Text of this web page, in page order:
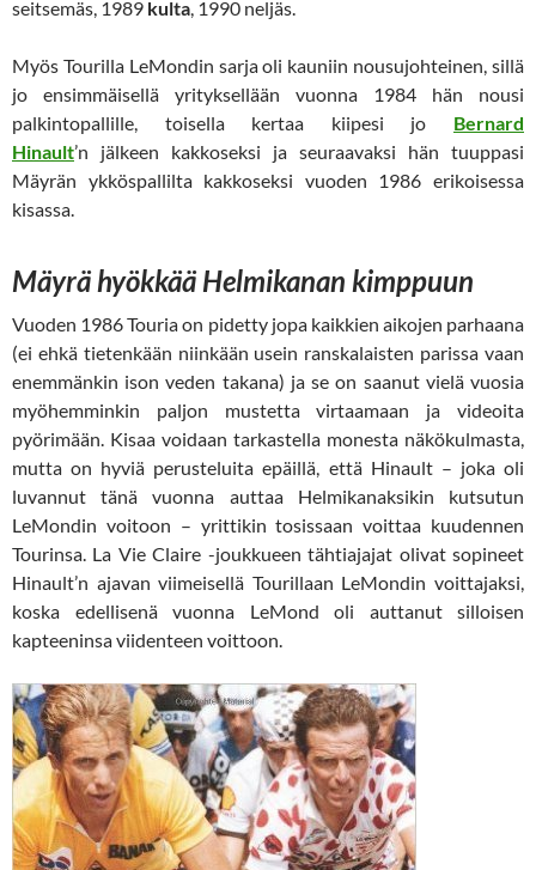
seitsemäs, 1989 kulta, 1990 neljäs.
Myös Tourilla LeMondin sarja oli kauniin nousujohteinen, sillä
jo ensimmäisellä yrityksellään vuonna 1984 hän nousi
palkintopallille, toisella kertaa kiipesi jo Bernard
Hinault’n jälkeen kakkoseksi ja seuraavaksi hän tuuppasi
Mäyrän ykköspallilta kakkoseksi vuoden 1986 erikoisessa
kisassa.
Mäyrä hyökkää Helmikanan kimppuun
Vuoden 1986 Touria on pidetty jopa kaikkien aikojen parhaana
(ei ehkä tietenkään niinkään usein ranskalaisten parissa vaan
enemmänkin ison veden takana) ja se on saanut vielä vuosia
myöhemminkin paljon mustetta virtaamaan ja videoita
pyörimään. Kisaa voidaan tarkastella monesta näkökulmasta,
mutta on hyviä perusteluita epäillä, että Hinault – joka oli
luvannut tänä vuonna auttaa Helmikanaksikin kutsutun
LeMondin voitoon – yrittikin tosissaan voittaa kuudennen
Tourinsa. La Vie Claire -joukkueen tähtiajajat olivat sopineet
Hinault’n ajavan viimeisellä Tourillaan LeMondin voittajaksi,
koska edellisenä vuonna LeMond oli auttanut silloisen
kapteeninsa viidenteen voittoon.